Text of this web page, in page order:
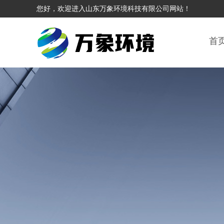
您好，欢迎进入山东万象环境科技有限公司网站！
首